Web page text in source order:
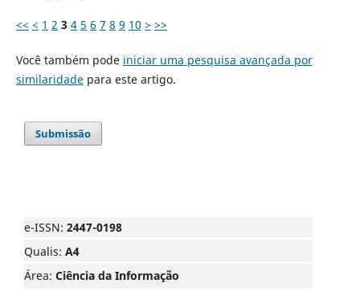
<< < 1 2 3 4 5 6 7 8 9 10 > >>
Você também pode iniciar uma pesquisa avançada por
similaridadepara este artigo.
Submissão
e-ISSN: 2447-0198
Qualis: A4
Área: Ciência da Informação